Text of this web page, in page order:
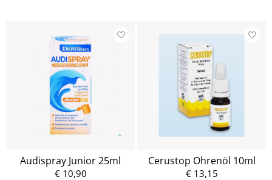
Audispray Junior 25ml
€ 10,90
Cerustop Ohrenöl 10ml
€ 13,15